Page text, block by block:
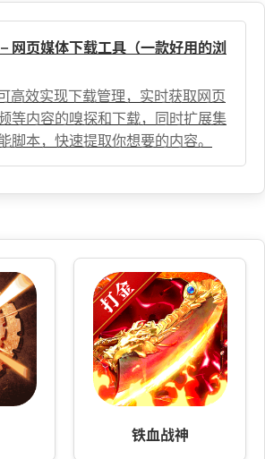
网页媒体下载工具（一款好用的浏
高效实现下载管理，实时获取网页
等内容的嗅探和下载，同时扩展集
脚本，快速提取你想要的内容。
铁血战神